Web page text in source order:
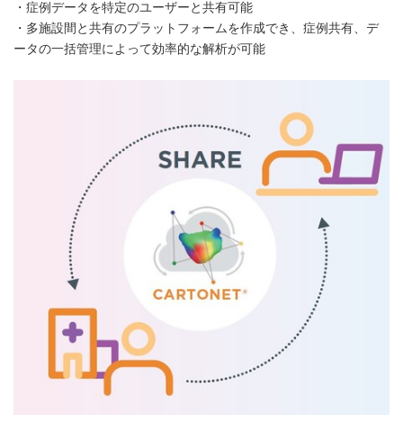
・症例データを特定のユーザーと共有可能
・多施設間と共有のプラットフォームを作成でき、症例共有、デ
ータの一括管理によって効率的な解析が可能